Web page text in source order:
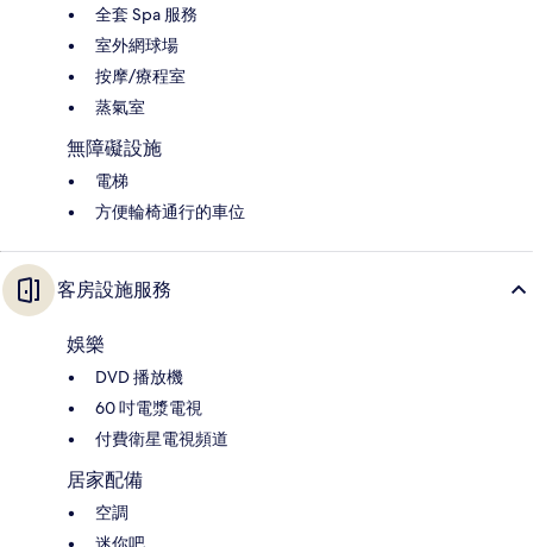
全套 Spa 服務
室外網球場
按摩/療程室
蒸氣室
無障礙設施
電梯
方便輪椅通行的車位
客房設施服務
娛樂
DVD 播放機
60 吋電漿電視
付費衛星電視頻道
居家配備
空調